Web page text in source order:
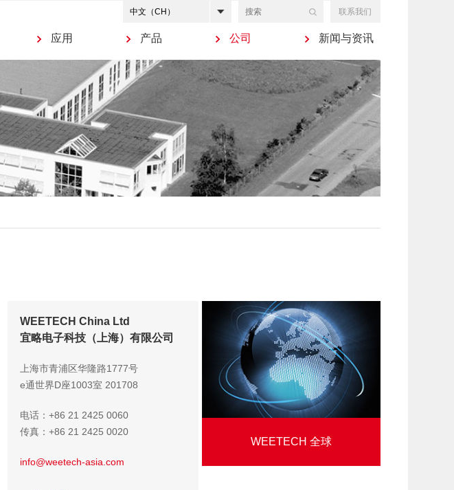
联系我们
应用 产品 公司 新闻与资讯
WEETECH China Ltd
宜略电子科技（上海）有限公司
上海市青浦区华隆路1777号
e通世界D座1003室 201708
电话：+86 21 2425 0060
传真：+86 21 2425 0020
info@weetech-asia.com
WEETECH 全球